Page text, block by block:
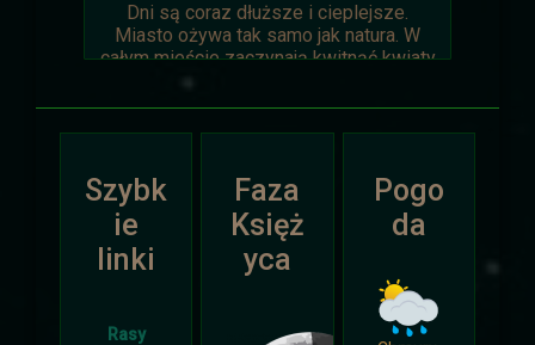
Dni są coraz dłuższe i cieplejsze.
Miasto ożywa tak samo jak natura. W
całym mieście zaczynają kwitnąć kwiaty
na ziemi jak i te na drzewach.
niej udział niech napisze do
Dariusza.
Otrzyma mały upominek.
Atak Zimy i Święta
Szybk
ie
linki
Rasy
Faza
Księż
yca
Pogo
da